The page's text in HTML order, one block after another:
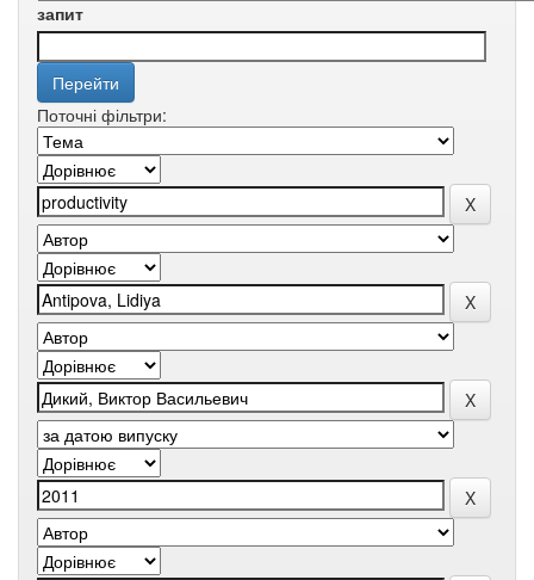
запит
Поточні фільтри: